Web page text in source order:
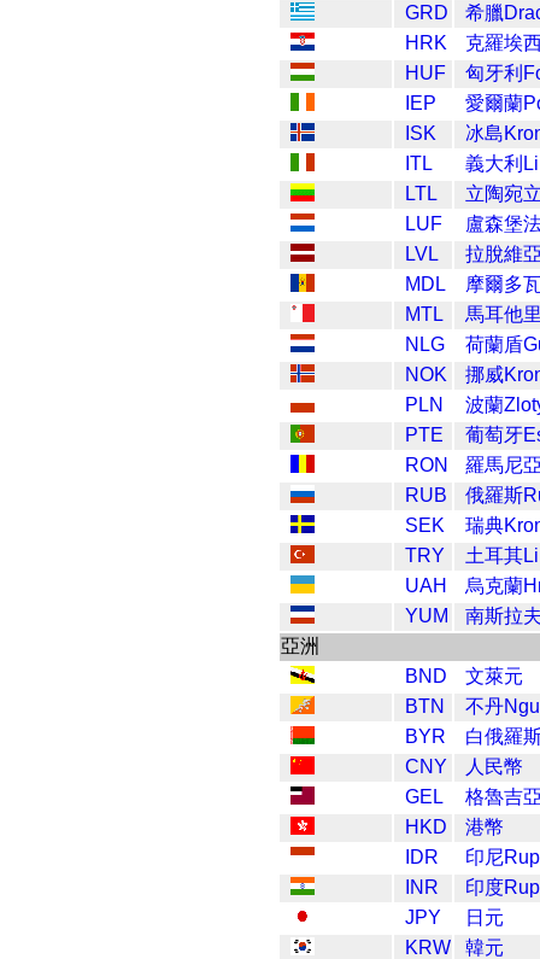
GRD
希臘
HRK
克羅埃
HUF
匈牙利
IEP
愛爾蘭
ISK
冰島
ITL
義大利
LTL
立陶宛
LUF
盧森堡
LVL
拉脫維
MDL
摩爾多
MTL
馬耳他
NLG
荷蘭盾
NOK
挪威
PLN
波蘭
PTE
葡萄牙
RON
羅馬尼
RUB
俄羅斯
SEK
瑞典
TRY
土耳其
UAH
烏克蘭
YUM
南斯拉
亞洲
BND
文萊元
BTN
不丹
BYR
白俄羅
CNY
人民幣
GEL
格魯吉
HKD
港幣
IDR
印尼
INR
印度
JPY
日元
KRW
韓元